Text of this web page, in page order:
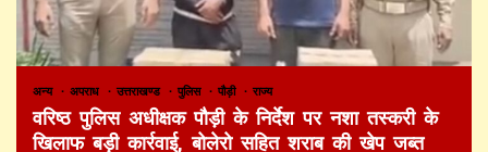
अन्य अपराध उत्तराखण्ड पुलिस पौड़ी राज्य
वरिष्ठ पुलिस अधीक्षक पौड़ी के निर्देश पर नशा तस्करी के
खिलाफ बड़ी कार्रवाई, बोलेरो सहित शराब की खेप जब्त